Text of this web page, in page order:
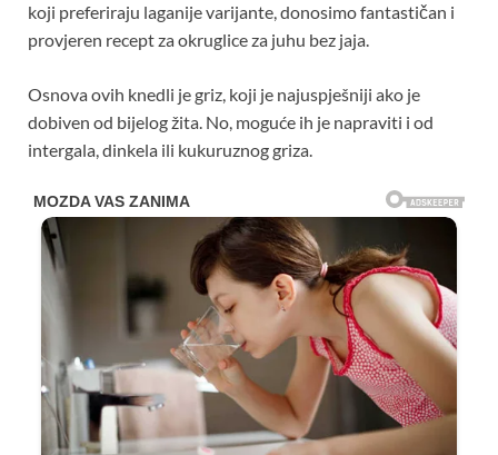
koji preferiraju laganije varijante, donosimo fantastičan i
provjeren recept za okruglice za juhu bez jaja.
Osnova ovih knedli je griz, koji je najuspješniji ako je
dobiven od bijelog žita. No, moguće ih je napraviti i od
intergala, dinkela ili kukuruznog griza.